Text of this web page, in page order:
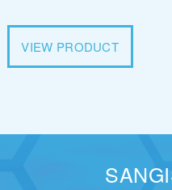
VIEW PRODUCT